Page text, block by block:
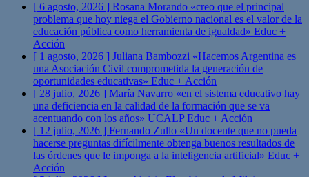
[ 6 agosto, 2026 ] Rosana Morando «creo que el principal
problema que hoy niega el Gobierno nacional es el valor de la
educación pública como herramienta de igualdad» Educ +
Acción
[ 1 agosto, 2026 ] Juliana Bambozzi «Hacemos Argentina es
una Asociación Civil comprometida la generación de
oportunidades educativas» Educ + Acción
[ 28 julio, 2026 ] María Navarro «en el sistema educativo hay
una deficiencia en la calidad de la formación que se va
acentuando con los años» UCALPEduc + Acción
[ 12 julio, 2026 ] Fernando Zullo «Un docente que no pueda
hacerse preguntas difícilmente obtenga buenos resultados de
las órdenes que le imponga a la inteligencia artificial» Educ +
Acción